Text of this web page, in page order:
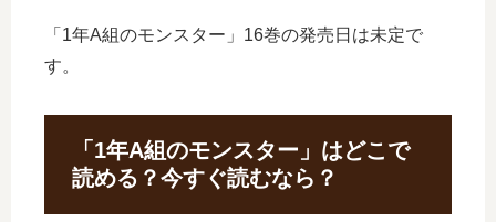
「1年A組のモンスター」16巻の発売日は未定で
す。
「1年A組のモンスター」はどこで
読める？今すぐ読むなら？